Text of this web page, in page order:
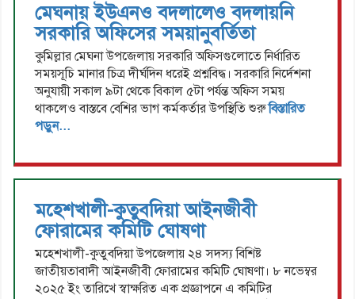
মেঘনায় ইউএনও বদলালেও বদলায়নি
সরকারি অফিসের সময়ানুবর্তিতা
কুমিল্লার মেঘনা উপজেলায় সরকারি অফিসগুলোতে নির্ধারিত
সময়সূচি মানার চিত্র দীর্ঘদিন ধরেই প্রশ্নবিদ্ধ। সরকারি নির্দেশনা
অনুযায়ী সকাল ৯টা থেকে বিকাল ৫টা পর্যন্ত অফিস সময়
থাকলেও বাস্তবে বেশির ভাগ কর্মকর্তার উপস্থিতি শুরুবিস্তারিত
পড়ুন...
মহেশখালী-কুতুবদিয়া আইনজীবী
ফোরামের কমিটি ঘোষণা
মহেশখালী-কুতুবদিয়া উপজেলায় ২৪ সদস্য বিশিষ্ট
জাতীয়তাবাদী আইনজীবী ফোরামের কমিটি ঘোষণা। ৮ নভেম্বর
২০২৫ ইং তারিখে স্বাক্ষরিত এক প্রজ্ঞাপনে এ কমিটির